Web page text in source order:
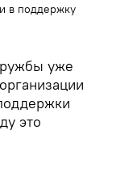
в поддержку
уже
это